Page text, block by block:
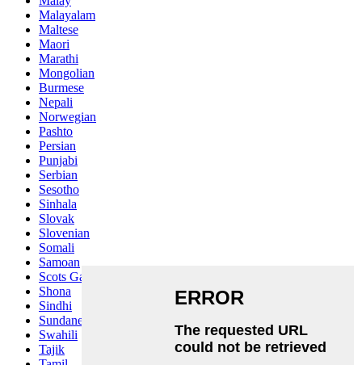
Malayalam
Maltese
Maori
Marathi
Mongolian
Burmese
Nepali
Norwegian
Pashto
Persian
Punjabi
Serbian
Sesotho
Sinhala
Slovak
Slovenian
Somali
Samoan
Scots Gaelic
Shona
Sindhi
Sundanese
Swahili
Tajik